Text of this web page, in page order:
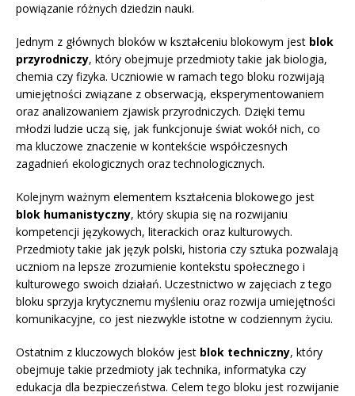
powiązanie różnych dziedzin nauki.
Jednym z głównych bloków w kształceniu blokowym jest blok
przyrodniczy, który obejmuje przedmioty takie jak biologia,
chemia czy fizyka. Uczniowie w ramach tego bloku rozwijają
umiejętności związane z obserwacją, eksperymentowaniem
oraz analizowaniem zjawisk przyrodniczych. Dzięki temu
młodzi ludzie uczą się, jak funkcjonuje świat wokół nich, co
ma kluczowe znaczenie w kontekście współczesnych
zagadnień ekologicznych oraz technologicznych.
Kolejnym ważnym elementem kształcenia blokowego jest
blok humanistyczny, który skupia się na rozwijaniu
kompetencji językowych, literackich oraz kulturowych.
Przedmioty takie jak język polski, historia czy sztuka pozwalają
uczniom na lepsze zrozumienie kontekstu społecznego i
kulturowego swoich działań. Uczestnictwo w zajęciach z tego
bloku sprzyja krytycznemu myśleniu oraz rozwija umiejętności
komunikacyjne, co jest niezwykle istotne w codziennym życiu.
Ostatnim z kluczowych bloków jest blok techniczny, który
obejmuje takie przedmioty jak technika, informatyka czy
edukacja dla bezpieczeństwa. Celem tego bloku jest rozwijanie